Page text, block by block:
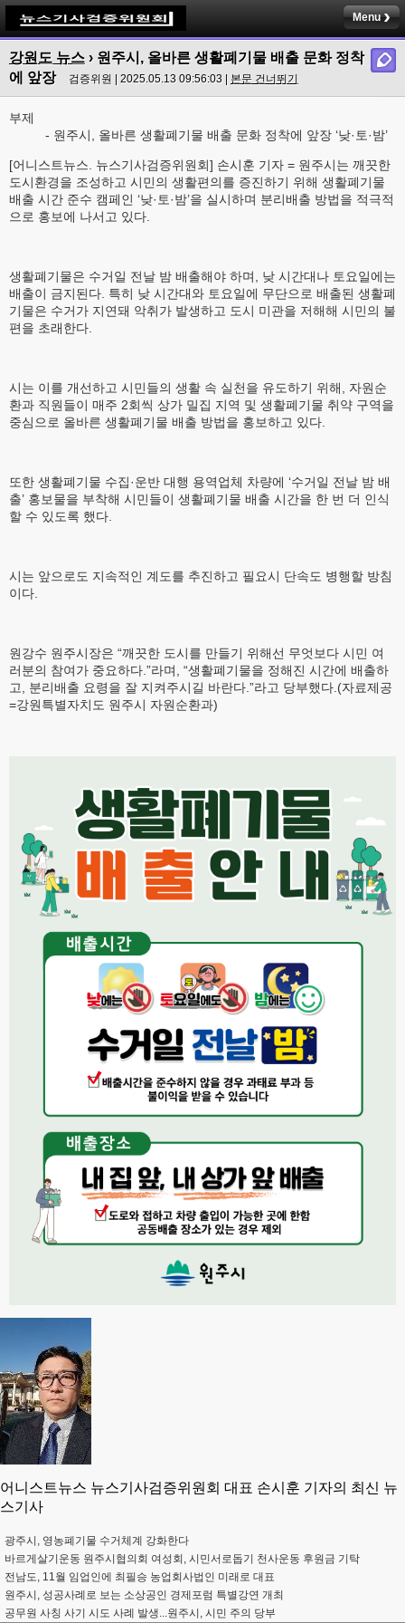
Menu
강원도 뉴스 › 원주시, 올바른 생활폐기물 배출 문화 정착
에 앞장
검증위원 | 2025.05.13 09:56:03 | 본문 건너뛰기
부제
- 원주시, 올바른 생활폐기물 배출 문화 정착에 앞장 ‘낮·토·밤’
[어니스트뉴스. 뉴스기사검증위원회] 손시훈 기자 = 원주시는 깨끗한
도시환경을 조성하고 시민의 생활편의를 증진하기 위해 생활폐기물
배출 시간 준수 캠페인 ‘낮·토·밤’을 실시하며 분리배출 방법을 적극적
으로 홍보에 나서고 있다.
생활폐기물은 수거일 전날 밤 배출해야 하며, 낮 시간대나 토요일에는
배출이 금지된다. 특히 낮 시간대와 토요일에 무단으로 배출된 생활폐
기물은 수거가 지연돼 악취가 발생하고 도시 미관을 저해해 시민의 불
편을 초래한다.
시는 이를 개선하고 시민들의 생활 속 실천을 유도하기 위해, 자원순
환과 직원들이 매주 2회씩 상가 밀집 지역 및 생활폐기물 취약 구역을
중심으로 올바른 생활폐기물 배출 방법을 홍보하고 있다.
또한 생활폐기물 수집·운반 대행 용역업체 차량에 ‘수거일 전날 밤 배
출’ 홍보물을 부착해 시민들이 생활폐기물 배출 시간을 한 번 더 인식
할 수 있도록 했다.
시는 앞으로도 지속적인 계도를 추진하고 필요시 단속도 병행할 방침
이다.
원강수 원주시장은 “깨끗한 도시를 만들기 위해선 무엇보다 시민 여
러분의 참여가 중요하다.”라며, “생활폐기물을 정해진 시간에 배출하
고, 분리배출 요령을 잘 지켜주시길 바란다.”라고 당부했다.(자료제공
=강원특별자치도 원주시 자원순환과)
어니스트뉴스 뉴스기사검증위원회 대표 손시훈 기자의 최신 뉴
스기사
광주시, 영농폐기물 수거체계 강화한다
바르게살기운동 원주시협의회 여성회, 시민서로돕기 천사운동 후원금 기탁
전남도, 11월 임업인에 최필승 농업회사법인 미래로 대표
원주시, 성공사례로 보는 소상공인 경제포럼 특별강연 개최
공무원 사칭 사기 시도 사례 발생...원주시, 시민 주의 당부